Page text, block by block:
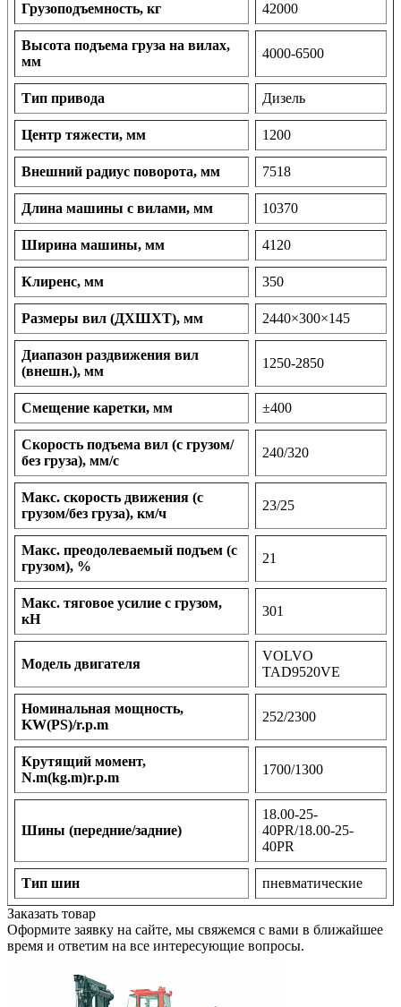
Грузоподъемность, кг 42000
Высота подъема груза на вилах,
мм
4000-6500
Тип привода Дизель
Центр тяжести, мм 1200
Внешний радиус поворота, мм 7518
Длина машины с вилами, мм 10370
Ширина машины, мм 4120
Клиренс, мм 350
Размеры вил (ДXШXТ), мм 2440×300×145
Диапазон раздвижения вил
(внешн.), мм
1250-2850
Смещение каретки, мм ±400
Скорость подъема вил (с грузом/
без груза), мм/с
240/320
Макс. скорость движения (с
грузом/без груза), км/ч
23/25
Макс. преодолеваемый подъем (с
грузом), %
21
Макс. тяговое усилие с грузом,
кН
301
Модель двигателя
VOLVO
TAD9520VE
Номинальная мощность,
KW(PS)/r.p.m
252/2300
Крутящий момент,
N.m(kg.m)r.p.m
1700/1300
Шины (передние/задние)
18.00-25-
40PR/18.00-25-
40PR
Тип шин
пневматические
Заказать товар
Оформите заявку на сайте, мы свяжемся с вами в ближайшее
время и ответим на все интересующие вопросы.